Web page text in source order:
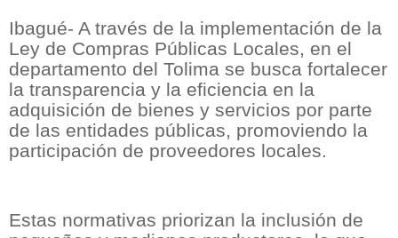
Ibagué- A través de la implementación de la
Ley de Compras Públicas Locales, en el
departamento del Tolima se busca fortalecer
la transparencia y la eficiencia en la
adquisición de bienes y servicios por parte
de las entidades públicas, promoviendo la
participación de proveedores locales.
Estas normativas priorizan la inclusión de